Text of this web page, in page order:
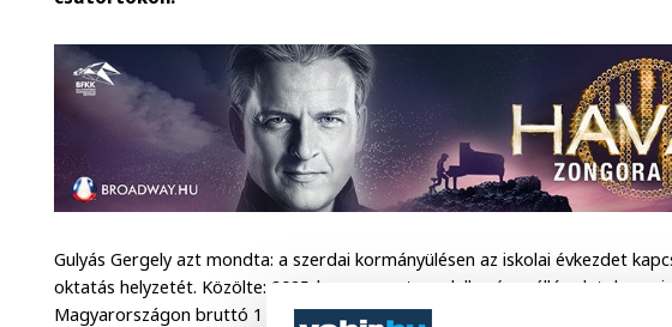
Gulyás Gergely azt mondta: a szerdai kormányülésen az iskolai évkezdet
oktatás helyzetét. Közölte: 2025-ben, a most rendelkezésre álló adatok
Magyarországon bruttó 1 millió 25 ezer forint lesz, ennek megfelelően a